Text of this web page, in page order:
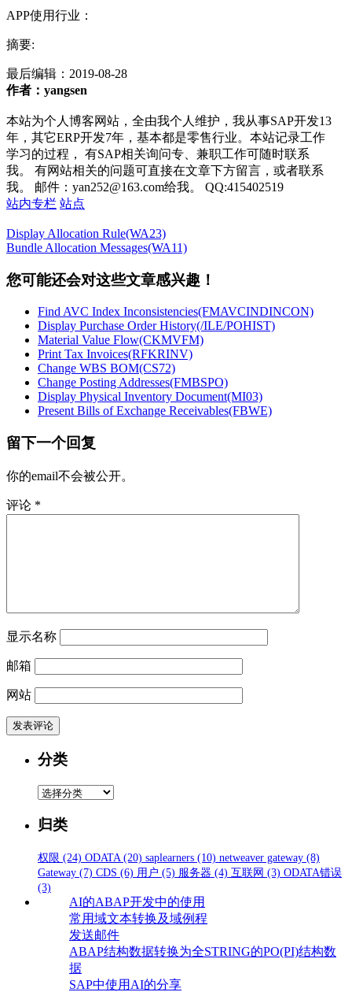
APP使用行业：
摘要:
最后编辑： 2019-08-28
作者：yangsen
本站为个人博客网站，全由我个人维护，我从事SAP开发13
年，其它ERP开发7年，基本都是零售行业。本站记录工作
学习的过程， 有SAP相关询问专、兼职工作可随时联系
我。 有网站相关的问题可直接在文章下方留言，或者联系
我。 邮件：yan252@163.com给我。 QQ:415402519
站内专栏 站点
Display Allocation Rule(WA23)
Bundle Allocation Messages(WA11)
您可能还会对这些文章感兴趣！
Find AVC Index Inconsistencies(FMAVCINDINCON)
Display Purchase Order History(/ILE/POHIST)
Material Value Flow(CKMVFM)
Print Tax Invoices(RFKRINV)
Change WBS BOM(CS72)
Change Posting Addresses(FMBSPO)
Display Physical Inventory Document(MI03)
Present Bills of Exchange Receivables(FBWE)
留下一个回复
你的email不会被公开。
评论 *
显示名称
邮箱
网站
分类
分
归类
权限 (24) ODATA (20) saplearners (10) netweaver gateway (8)
Gateway (7) CDS (6) 用户 (5) 服务器 (4) 互联网 (3) ODATA错误
(3)
AI的ABAP开发中的使用
常用域文本转换及域例程
发送邮件
ABAP结构数据转换为全STRING的PO(PI)结构数
据
SAP中使用AI的分享